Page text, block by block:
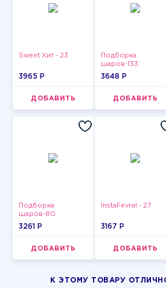
Sweet Хит - 23
3965 P
ДОБАВИТЬ
Подборка
шаров-133
3648 P
ДОБАВИТЬ
Подборка
шаров-80
3261 P
ДОБАВИТЬ
InstaFevral - 27
3167 P
ДОБАВИТЬ
К ЭТОМУ ТОВАРУ